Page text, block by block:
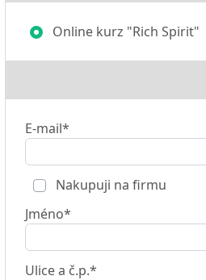
Online kurz "Rich Spirit"
E-mail*
Nakupuji na firmu
Jméno*
Ulice a č.p.*